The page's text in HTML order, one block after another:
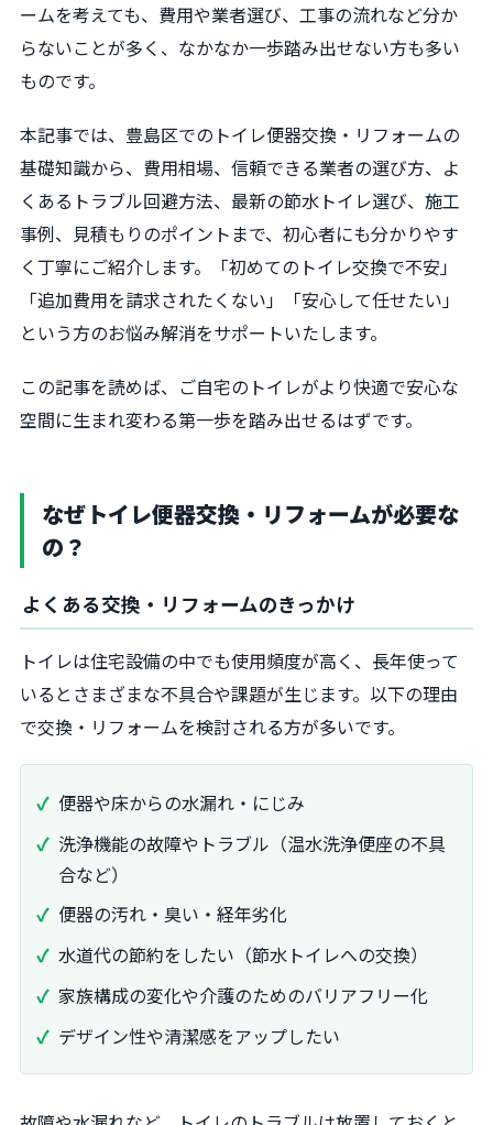
ームを考えても、費用や業者選び、工事の流れなど分か
らないことが多く、なかなか一歩踏み出せない方も多い
ものです。
本記事では、豊島区でのトイレ便器交換・リフォームの
基礎知識から、費用相場、信頼できる業者の選び方、よ
くあるトラブル回避方法、最新の節水トイレ選び、施工
事例、見積もりのポイントまで、初心者にも分かりやす
く丁寧にご紹介します。「初めてのトイレ交換で不安」
「追加費用を請求されたくない」「安心して任せたい」
という方のお悩み解消をサポートいたします。
この記事を読めば、ご自宅のトイレがより快適で安心な
空間に生まれ変わる第一歩を踏み出せるはずです。
なぜトイレ便器交換・リフォームが必要な
の？
よくある交換・リフォームのきっかけ
トイレは住宅設備の中でも使用頻度が高く、長年使って
いるとさまざまな不具合や課題が生じます。以下の理由
で交換・リフォームを検討される方が多いです。
便器や床からの水漏れ・にじみ
洗浄機能の故障やトラブル（温水洗浄便座の不具
合など）
便器の汚れ・臭い・経年劣化
水道代の節約をしたい（節水トイレへの交換）
家族構成の変化や介護のためのバリアフリー化
デザイン性や清潔感をアップしたい